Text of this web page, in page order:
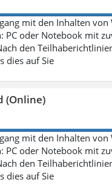
mit den Inhalten
PC oder Notebook mit
den
dies auf Sie
(Online)
mit den Inhalten
PC oder Notebook mit
den
dies auf Sie